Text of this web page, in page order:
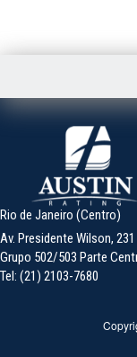
Rio de Janeiro (Centro)
Av. Presidente Wilson, 231
Grupo 502/503 Parte
Tel: (21) 2103-7680